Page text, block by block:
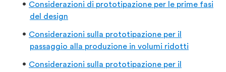
Considerazioni di prototipazione per le prime fasi
del design
Considerazioni sulla prototipazione per il
passaggio alla produzione in volumi ridotti
Considerazioni sulla prototipazione per il